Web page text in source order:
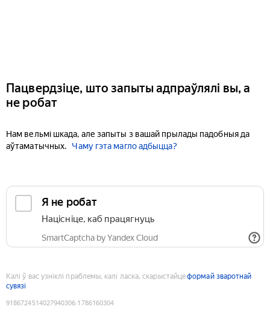
Пацвердзіце, што запыты адпраўлялі вы, а
не робат
Нам вельмі шкада, але запыты з вашай прылады падобныя да
аўтаматычных.
Чаму гэта магло адбыцца?
Я не робат
Націсніце, каб працягнуць
SmartCaptcha by Yandex Cloud
Калі ў вас узніклі праблемы, калі ласка, скарыстайцеформай зваротнай
сувязі
9186724514027940306:1786160304